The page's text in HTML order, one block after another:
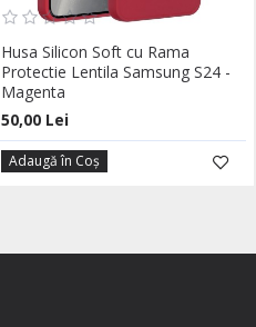
Husa Silicon Soft cu Rama
Protectie Lentila Samsung S24 -
Magenta
50,00 Lei
Adaugă în Coş